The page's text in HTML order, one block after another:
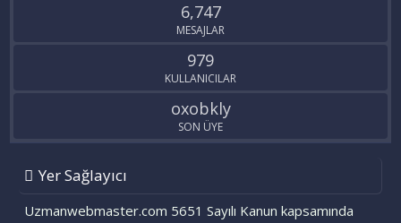
6,747
MESAJLAR
979
KULLANICILAR
oxobkly
SON ÜYE
Yer Sağlayıcı
Uzmanwebmaster.com 5651 Sayılı Kanun kapsamında